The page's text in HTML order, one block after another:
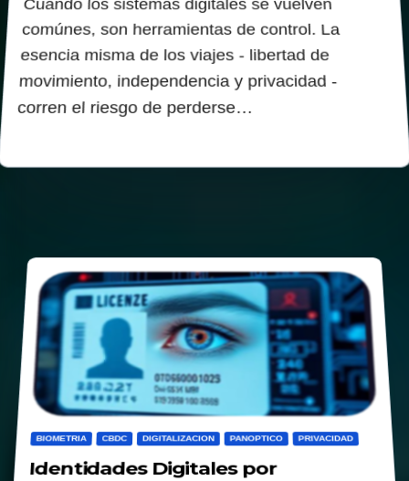
Cuando los sistemas digitales se vuelven
comúnes, son herramientas de control. La
esencia misma de los viajes - libertad de
movimiento, independencia y privacidad -
corren el riesgo de perderse…
BIOMETRIA CBDC DIGITALIZACION PANOPTICO PRIVACIDAD
Identidades Digitales por